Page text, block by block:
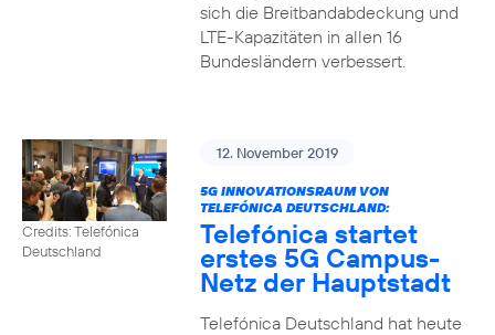
sich die Breitbandabdeckung und
LTE-Kapazitäten in allen 16
Bundesländern verbessert.
Credits: Telefónica
Deutschland
12. November 2019
5G INNOVATIONSRAUM VON
TELEFÓNICA DEUTSCHLAND:
Telefónica startet
erstes 5G Campus-
Netz der Hauptstadt
Telefónica Deutschland hat heute